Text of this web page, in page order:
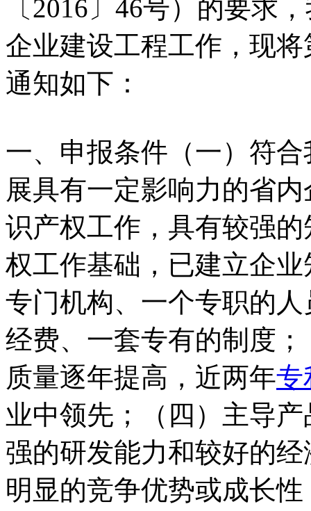
〔2016〕46号）的要求
企业建设工程工作，现
通知如下：
一、申报条件（一）符
展具有一定影响力的省
识产权工作，具有较强
权工作基础，已建立企
专门机构、一个专职的
经费、一套专有的制度
质量逐年提高，近两年专
业中领先；（四）主导
强的研发能力和较好的
明显的竞争优势或成长